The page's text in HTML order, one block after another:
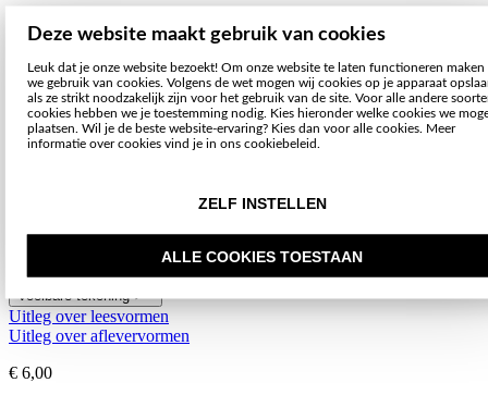
Deze website maakt gebruik van cookies
Leuk dat je onze website bezoekt! Om onze website te laten functioneren maken
we gebruik van cookies. Volgens de wet mogen wij cookies op je apparaat
als ze strikt noodzakelijk zijn voor het gebruik van de site. Voor alle andere
cookies hebben we je toestemming nodig. Kies hieronder welke cookies we
plaatsen. Wil je de beste website-ervaring? Kies dan voor alle cookies. Meer
informatie over cookies vind je in ons cookiebeleid.
ZELF INSTELLEN
ALLE COOKIES TOESTAAN
Toegankelijkheidsgegevens
Beschikbaar als:
Voelbare tekening
Stel je gewenste product samen
Leesvorm:
Voelbare tekening
Uitleg over leesvormen
Uitleg over aflevervormen
€ 6,00